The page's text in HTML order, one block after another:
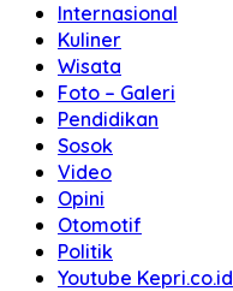
Internasional
Kuliner
Wisata
Foto – Galeri
Pendidikan
Sosok
Video
Opini
Otomotif
Politik
Youtube Kepri.co.id